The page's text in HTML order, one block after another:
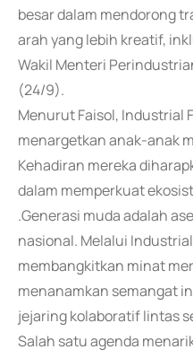
besar dalam mendorong
arah yang lebih kreatif,
Wakil Menteri
(24/9).
Menurut Faisol, Industrial
menargetkan anak-anak
Kehadiran mereka
dalam memperkuat
.Generasi muda adalah
nasional. Melalui
membangkitkan minat
menanamkan semangat
jejaring kolaboratif lintas
Salah satu agenda